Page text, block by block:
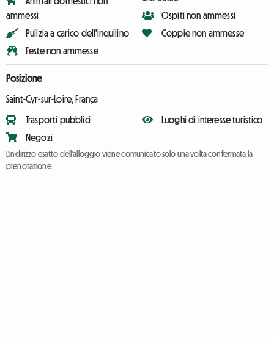
ammessi
Pulizia a carico dell'inquilino
Feste non ammesse
Ospiti non ammessi
Coppie non ammesse
Posizione
Saint-Cyr-sur-Loire, França
Trasporti pubblici
Negozi
Luoghi di interesse turistico
L'indirizzo esatto dell'alloggio viene comunicato solo una volta confermata la
prenotazione.